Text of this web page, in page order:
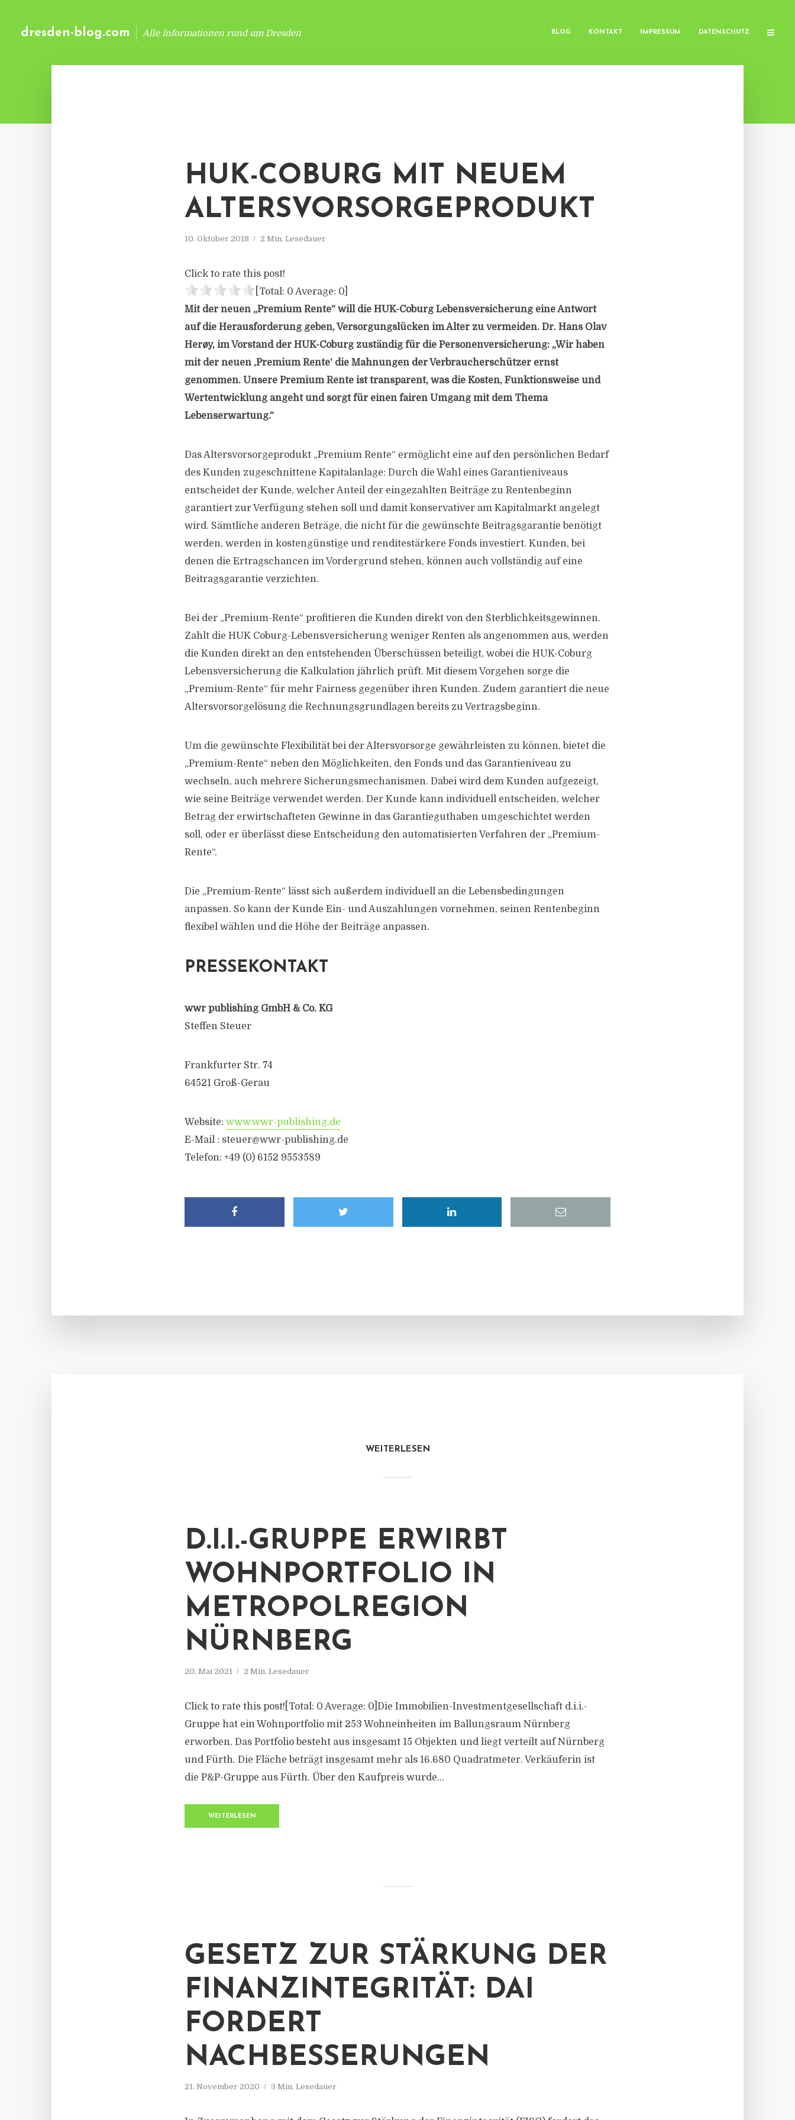
dresden-blog.com Alle Informationen rund um Dresden BLOG KONTAKT IMPRESSUM DATENSCHUTZ
HUK-COBURG MIT NEUEM
ALTERSVORSORGEPRODUKT
10. Oktober 2018 2 Min. Lesedauer
Click to rate this post!
[Total: 0 Average: 0
Mit der neuen „Premium Rente“ will die HUK-Coburg Lebensversicherung eine Antwort
auf die Herausforderung geben, Versorgungslücken im Alter zu vermeiden. Dr. Hans Olav
Herøy, im Vorstand der HUK-Coburg zuständig für die Personenversicherung: „Wir haben
mit der neuen ,Premium Rente‘ die Mahnungen der Verbraucherschützer ernst
genommen. Unsere Premium Rente ist transparent, was die Kosten, Funktionsweise und
Wertentwicklung angeht und sorgt für einen fairen Umgang mit dem Thema
Lebenserwartung.“
Das Altersvorsorgeprodukt „Premium Rente“ ermöglicht eine auf den persönlichen Bedarf
des Kunden zugeschnittene Kapitalanlage: Durch die Wahl eines Garantieniveaus
entscheidet der Kunde, welcher Anteil der eingezahlten Beiträge zu Rentenbeginn
garantiert zur Verfügung stehen soll und damit konservativer am Kapitalmarkt angelegt
wird. Sämtliche anderen Beträge, die nicht für die gewünschte Beitragsgarantie benötigt
werden, werden in kostengünstige und renditestärkere Fonds investiert. Kunden, bei
denen die Ertragschancen im Vordergrund stehen, können auch vollständig auf eine
Beitragsgarantie verzichten.
Bei der „Premium-Rente“ profitieren die Kunden direkt von den Sterblichkeitsgewinnen.
Zahlt die HUK Coburg-Lebensversicherung weniger Renten als angenommen aus, werden
die Kunden direkt an den entstehenden Überschüssen beteiligt, wobei die HUK-Coburg
Lebensversicherung die Kalkulation jährlich prüft. Mit diesem Vorgehen sorge die
„Premium-Rente“ für mehr Fairness gegenüber ihren Kunden. Zudem garantiert die neue
Altersvorsorgelösung die Rechnungsgrundlagen bereits zu Vertragsbeginn.
Um die gewünschte Flexibilität bei der Altersvorsorge gewährleisten zu können, bietet die
„Premium-Rente“ neben den Möglichkeiten, den Fonds und das Garantieniveau zu
wechseln, auch mehrere Sicherungsmechanismen. Dabei wird dem Kunden aufgezeigt,
wie seine Beiträge verwendet werden. Der Kunde kann individuell entscheiden, welcher
Betrag der erwirtschafteten Gewinne in das Garantieguthaben umgeschichtet werden
soll, oder er überlässt diese Entscheidung den automatisierten Verfahren der „Premium-
Rente“.
Die „Premium-Rente“ lässt sich außerdem individuell an die Lebensbedingungen
anpassen. So kann der Kunde Ein- und Auszahlungen vornehmen, seinen Rentenbeginn
flexibel wählen und die Höhe der Beiträge anpassen.
PRESSEKONTAKT
wwr publishing GmbH & Co. KG
Steffen Steuer
Frankfurter Str. 74
64521 Groß-Gerau
Website: www.wwr-publishing.de
E-Mail : steuer@wwr-publishing.de
Telefon: +49 (0) 6152 9553589
WEITERLESEN
D.I.I.-GRUPPE ERWIRBT
WOHNPORTFOLIO IN
METROPOLREGION
NÜRNBERG
20. Mai 2021 2 Min. Lesedauer
Click to rate this post![Total: 0 Average: 0]Die Immobilien-Investmentgesellschaft d.i.i.-
Gruppe hat ein Wohnportfolio mit 253 Wohneinheiten im Ballungsraum Nürnberg
erworben. Das Portfolio besteht aus insgesamt 15 Objekten und liegt verteilt auf Nürnberg
und Fürth. Die Fläche beträgt insgesamt mehr als 16.680 Quadratmeter. Verkäuferin ist
die P&P-Gruppe aus Fürth. Über den Kaufpreis wurde...
WEITERLESEN
GESETZ ZUR STÄRKUNG DER
FINANZINTEGRITÄT: DAI
FORDERT
NACHBESSERUNGEN
21. November 2020 3 Min. Lesedauer